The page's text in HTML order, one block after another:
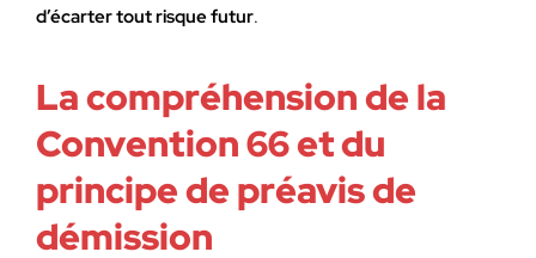
d’écarter tout risque futur.
La compréhension de la
Convention 66 et du
principe de préavis de
démission